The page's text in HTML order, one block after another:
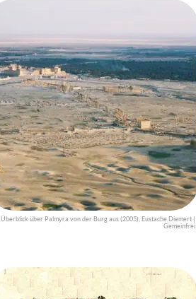
Überblick über Palmyra von der Burg aus (2005), Eustache Diemert |
Gemeinfrei